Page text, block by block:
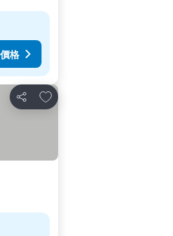
格
分享
放到收藏夾